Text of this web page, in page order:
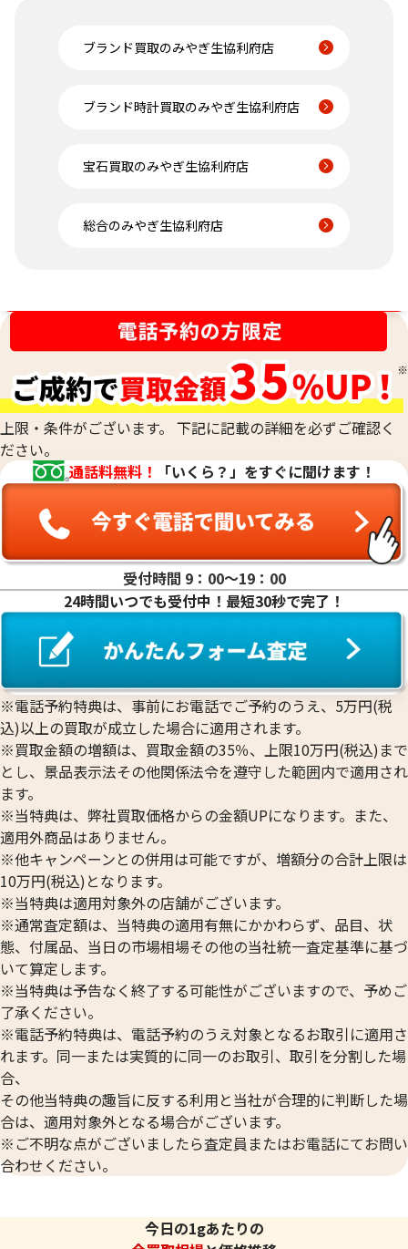
ブランド買取のみやぎ生協利府店
ブランド時計買取のみやぎ生協利府店
宝石買取のみやぎ生協利府店
総合のみやぎ生協利府店
上限・条件がございます。 下記に記載の詳細を必ずご確認く
ださい。
通話料無料！
「いくら？」をすぐに聞けます！
受付時間 9：00〜19：00
24時間いつでも受付中！最短30秒で完了！
※電話予約特典は、事前にお電話でご予約のうえ、5万円(税
込)以上の買取が成立した場合に適用されます。
※買取金額の増額は、買取金額の35％、上限10万円(税込)まで
とし、景品表示法その他関係法令を遵守した範囲内で適用され
ます。
※当特典は、弊社買取価格からの金額UPになります。また、
適用外商品はありません。
※他キャンペーンとの併用は可能ですが、増額分の合計上限は
10万円(税込)となります。
※当特典は適用対象外の店舗がございます。
※通常査定額は、当特典の適用有無にかかわらず、品目、状
態、付属品、当日の市場相場その他の当社統一査定基準に基づ
いて算定します。
※当特典は予告なく終了する可能性がございますので、予めご
了承ください。
※電話予約特典は、電話予約のうえ対象となるお取引に適用さ
れます。同一または実質的に同一のお取引、取引を分割した場
合、
その他当特典の趣旨に反する利用と当社が合理的に判断した場
合は、適用対象外となる場合がございます。
※ご不明な点がございましたら査定員またはお電話にてお問い
合わせください。
今日の1gあたりの